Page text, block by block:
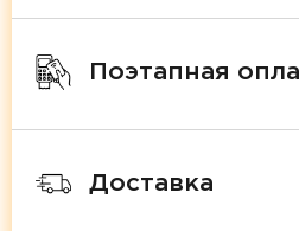
Поэтапная
Доставка